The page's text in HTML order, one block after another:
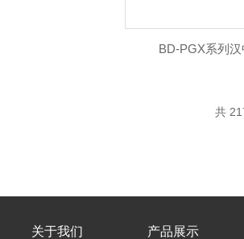
BD-PGX系列
共
关于我们 产品展示